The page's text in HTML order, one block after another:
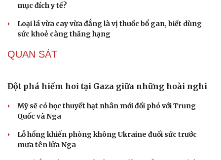
mục đích y tế?
Loại lá vừa cay vừa đắng là vị thuốc bổ gan, biết dùng
sức khoẻ càng thăng hạng
QUAN SÁT